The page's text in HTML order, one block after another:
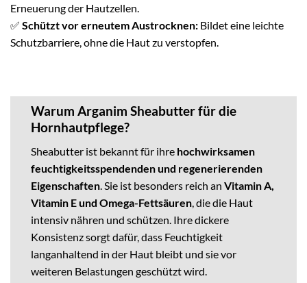
Erneuerung der Hautzellen.
✅ Schützt vor erneutem Austrocknen: Bildet eine leichte
Schutzbarriere, ohne die Haut zu verstopfen.
Warum Arganim Sheabutter für die
Hornhautpflege?
Sheabutter ist bekannt für ihre hochwirksamen
feuchtigkeitsspendenden und regenerierenden
Eigenschaften. Sie ist besonders reich an Vitamin A,
Vitamin E und Omega-Fettsäuren, die die Haut
intensiv nähren und schützen. Ihre dickere
Konsistenz sorgt dafür, dass Feuchtigkeit
langanhaltend in der Haut bleibt und sie vor
weiteren Belastungen geschützt wird.